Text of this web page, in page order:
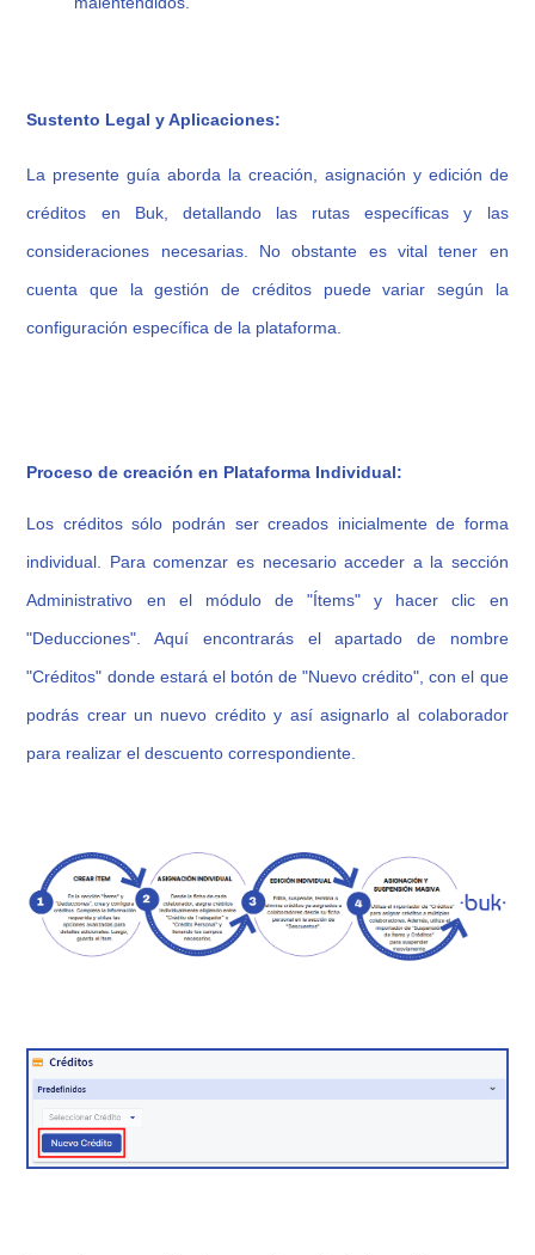
Sustento Legal y Aplicaciones:
La presente guía aborda la creación, asignación y edición de
créditos en Buk, detallando las rutas específicas y las
consideraciones necesarias. No obstante es vital tener en
cuenta que la gestión de créditos puede variar según la
configuración específica de la plataforma.
Proceso de creación en Plataforma Individual:
Los créditos sólo podrán ser creados inicialmente de forma
individual. Para comenzar es necesario acceder a la sección
Administrativo en el módulo de "Ítems" y hacer clic en
"Deducciones". Aquí encontrarás el apartado de nombre
"Créditos" donde estará el botón de "Nuevo crédito", con el que
podrás crear un nuevo crédito y así asignarlo al colaborador
para realizar el descuento correspondiente.